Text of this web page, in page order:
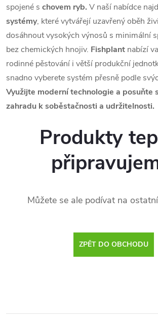
spojené s chovem ryb. V naší nabídce
systémy, které vytvářejí uzavřený oběh
dosáhnout vysokých výnosů s minimální
bez chemických hnojiv. Fishplant nabízí
rodinné pěstování i větší produkční
snadno vyberete systém přesně podle
Využijte moderní technologie a posuňte
zahradu k soběstačnosti a udržitelnosti.
Produkty
Můžete se ale podívat na
ZPĚT DO OBCHODU